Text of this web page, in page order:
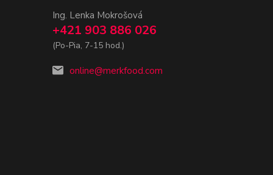
Ing. Lenka Mokrošová
+421 903 886 026
(Po-Pia, 7-15 hod.)
online@merkfood.com